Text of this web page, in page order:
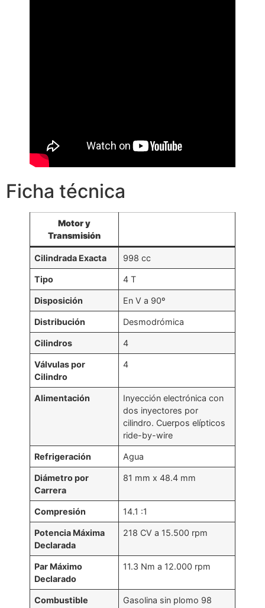
Ficha técnica
Motor y
Transmisión
Cilindrada Exacta 998 cc
Tipo 4 T
Disposición En V a 90º
Distribución Desmodrómica
Cilindros 4
Válvulas por
Cilindro
4
Alimentación
Inyección electrónica con
dos inyectores por
cilindro. Cuerpos elípticos
ride-by-wire
Refrigeración Agua
Diámetro por
Carrera
81 mm x 48.4 mm
Compresión 14.1 :1
Potencia Máxima
Declarada
218 CV a 15.500 rpm
Par Máximo
Declarado
11.3 Nm a 12.000 rpm
Combustible Gasolina sin plomo 98